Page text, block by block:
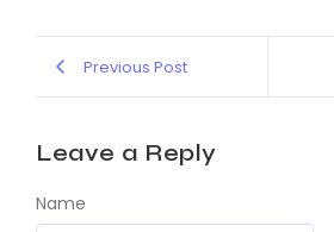
Previous Post
Leave a Reply
Name